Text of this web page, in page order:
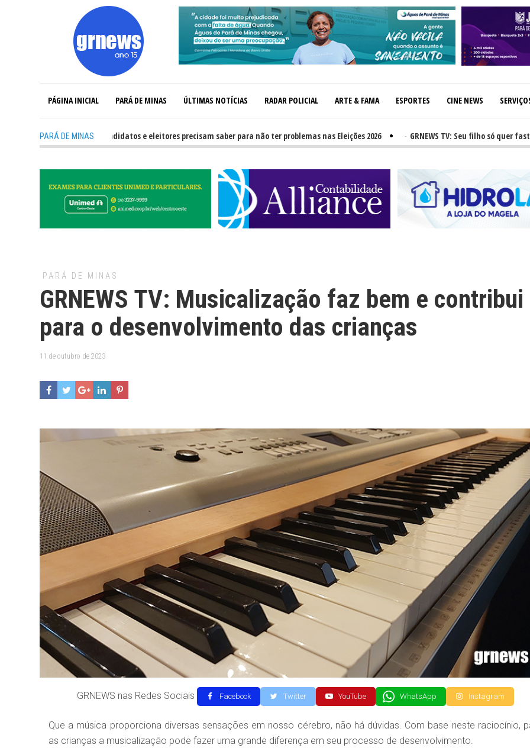
PÁGINA INICIAL PARÁ DE MINAS ÚLTIMAS NOTÍCIAS RADAR POLICIAL ARTE & FAMA ESPORTES CINE NEWS
PARÁ DE MINAS
GRNEWS TV: O que candidatos e eleitores precisam saber para não ter problemas nas Eleições 2026 - GRNEWS TV: Seu filho só quer fast-
PARÁ DE MINAS
GRNEWS TV: Musicalização faz bem e contribui
para o desenvolvimento das crianças
11 de outubro de 2023
GRNEWS nas Redes Sociais Facebook Twitter YouTube WhatsApp Instagram
Que a música proporciona diversas sensações em nosso cérebro, não há dúvidas. Com base neste raciocínio,
as crianças a musicalização pode fazer uma grande diferença em seu processo de desenvolvimento.